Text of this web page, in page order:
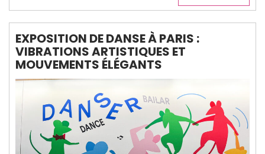
EXPOSITION DE DANSE À PARIS :
VIBRATIONS ARTISTIQUES ET
MOUVEMENTS ÉLÉGANTS